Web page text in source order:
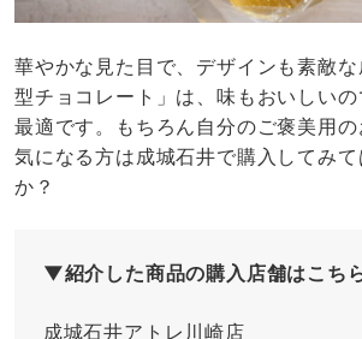
華やかな見た目で、デザインも素敵
型チョコレート」は、味もおいしい
最適です。もちろん自分のご褒美用
気になる方は成城石井で購入してみて
か？
▼紹介した商品の購入店舗はこち
成城石井アトレ川崎店